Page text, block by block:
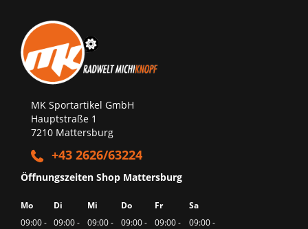
MK Sportartikel GmbH
Hauptstraße 1
7210 Mattersburg
+43 2626/63224
Öffnungszeiten Shop Mattersburg
Mo Di Mi Do Fr
Sa
09:00 - 09:00 -
09:00 -
09:00 -
09:00 -
09:00 -